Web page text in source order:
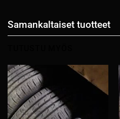
Samankaltaiset tuotteet